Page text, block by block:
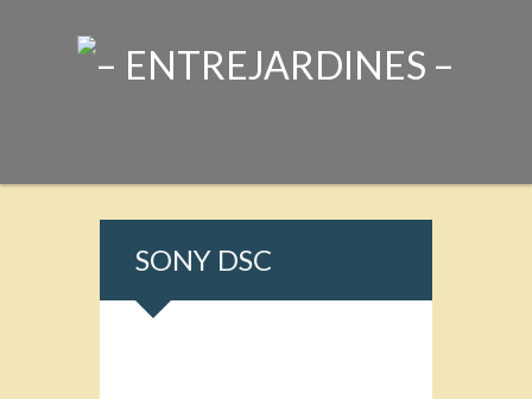
SONY DSC